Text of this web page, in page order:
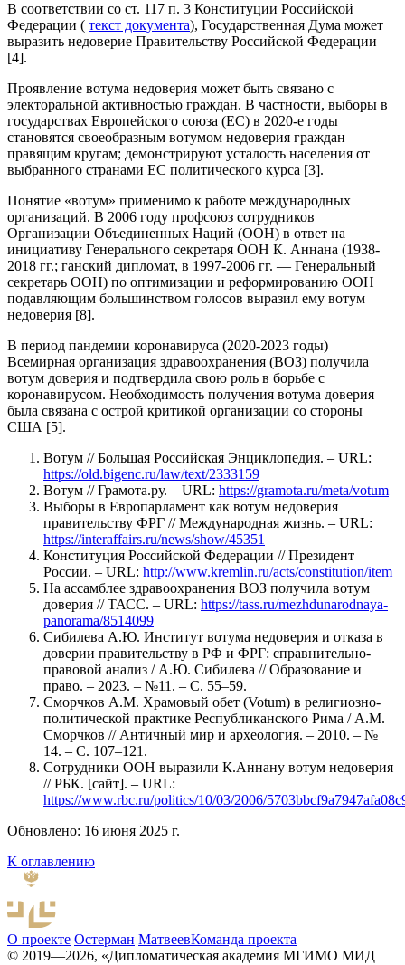
В соответствии со ст. 117 п. 3 Конституции Российской
Федерации ( текст документа), Государственная Дума может
выразить недоверие Правительству Российской Федерации
[4].
Проявление вотума недоверия может быть связано с
электоральной активностью граждан. В частности, выборы в
государствах Европейского союза (ЕС) в 2020-е годы
становятся своеобразным вотумом недоверия граждан
правящим кругам; демонстрируют усталость населения от
выбранного странами ЕС политического курса [3].
Понятие «вотум» применимо к работе международных
организаций. В 2006 году профсоюз сотрудников
Организации Объединенных Наций (ООН) в ответ на
инициативу Генерального секретаря ООН К. Аннана (1938-
2018 гг.; ганский дипломат, в 1997-2006 гг. — Генеральный
секретарь ООН) по оптимизации и реформированию ООН
подавляющим большинством голосов выразил ему вотум
недоверия [8].
В период пандемии коронавируса (2020-2023 годы)
Всемирная организация здравоохранения (ВОЗ) получила
вотум доверия и подтвердила свою роль в борьбе с
коронавирусом. Необходимость получения вотума доверия
была связана с острой критикой организации со стороны
США [5].
Вотум // Большая Российская Энциклопедия. – URL:
https://old.bigenc.ru/law/text/2333159
Вотум // Грамота.ру. – URL: https://gramota.ru/meta/votum
Выборы в Европарламент как вотум недоверия
правительству ФРГ // Международная жизнь. – URL:
https://interaffairs.ru/news/show/45351
Конституция Российской Федерации // Президент
России. – URL: http://www.kremlin.ru/acts/constitution/item
На ассамблее здравоохранения ВОЗ получила вотум
доверия // ТАСС. – URL: https://tass.ru/mezhdunarodnaya-
panorama/8514099
Сибилева А.Ю. Институт вотума недоверия и отказа в
доверии правительству в РФ и ФРГ: справнительно-
правовой анализ / А.Ю. Сибилева // Образование и
право. – 2023. – №11. – С. 55–59.
Сморчков А.М. Храмовый обет (Votum) в религиозно-
политической практике Республиканского Рима / А.М.
Сморчков // Античный мир и археология. – 2010. – №
14. – С. 107–121.
Cотрудники ООН выразили К.Аннану вотум недоверия
// РБК. [сайт]. – URL:
https://www.rbc.ru/politics/10/03/2006/
Обновлено: 16 июня 2025 г.
К оглавлению
О проекте Остерман МатвеевКоманда проекта
© 2019—2026, «Дипломатическая академия МГИМО МИД